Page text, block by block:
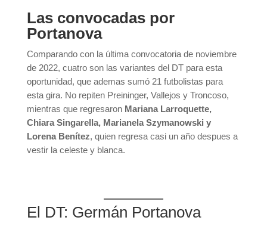
Las convocadas por
Portanova
Comparando con la última convocatoria de noviembre
de 2022, cuatro son las variantes del DT para esta
oportunidad, que ademas sumó 21 futbolistas para
esta gira. No repiten Preininger, Vallejos y Troncoso,
mientras que regresaronMariana Larroquette,
Chiara Singarella, Marianela Szymanowski y
Lorena Benítez, quien regresa casi un año despues a
vestir la celeste y blanca.
El DT: Germán Portanova